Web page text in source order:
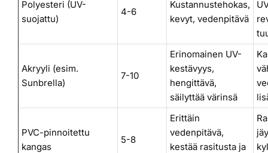
Polyesteri (UV-
suojattu)
4-6
Kustannustehokas,
kevyt, vedenpitävä
Akryyli (esim.
Sunbrella)
7-10
Erinomainen UV-
kestävyys,
hengittävä,
säilyttää värinsä
PVC-pinnoitettu
kangas
5-8
Erittäin
vedenpitävä,
kestää rasitusta ja